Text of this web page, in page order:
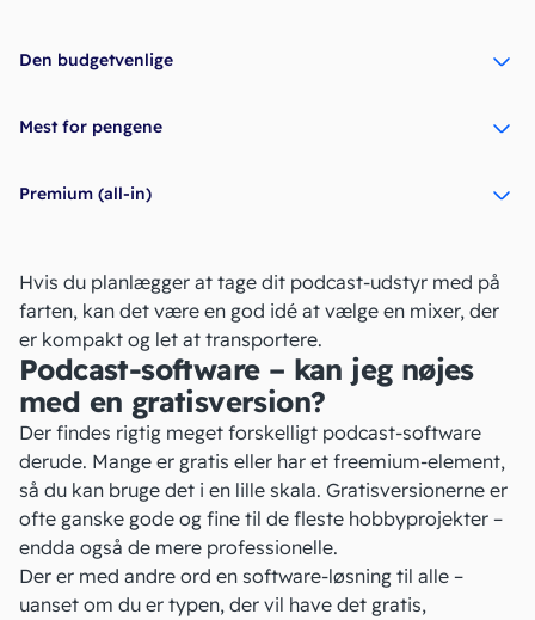
Den budgetvenlige
Mest for pengene
Premium (all-in)
Hvis du planlægger at tage dit podcast-udstyr med på
farten, kan det være en god idé at vælge en mixer, der
er kompakt og let at transportere.
Podcast-software – kan jeg nøjes
med en gratisversion?
Der findes rigtig meget forskelligt podcast-software
derude. Mange er gratis eller har et freemium-element,
så du kan bruge det i en lille skala. Gratisversionerne er
ofte ganske gode og fine til de fleste hobbyprojekter –
endda også de mere professionelle.
Der er med andre ord en software-løsning til alle –
uanset om du er typen, der vil have det gratis,